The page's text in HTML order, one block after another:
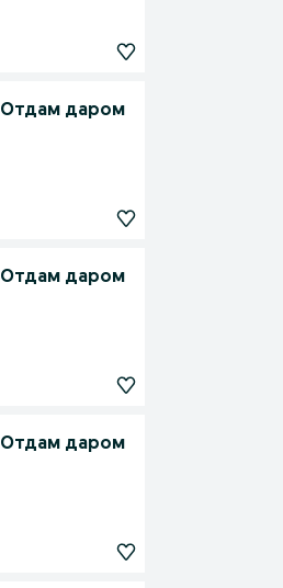
Отдам даром
Отдам даром
Отдам даром